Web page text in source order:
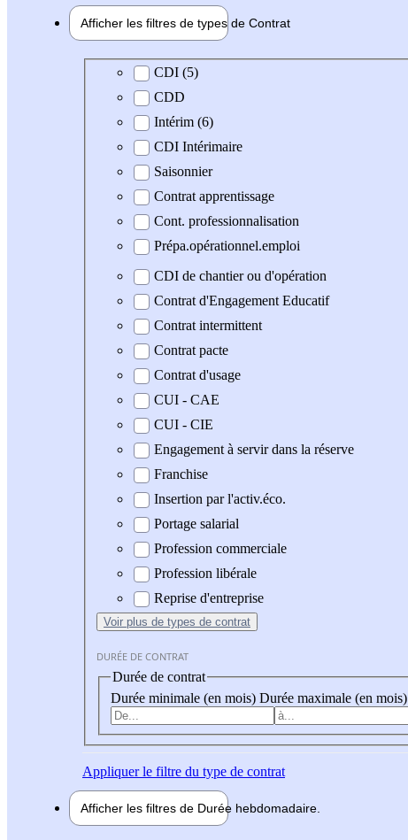
Afficher les filtres de types de Contrat
Type de contrat
CDI (5)
CDD
Intérim (6)
CDI Intérimaire
Saisonnier
Contrat apprentissage
Cont. professionnalisation
Prépa.opérationnel.emploi
CDI de chantier ou d'opération
Contrat d'Engagement Educatif
Contrat intermittent
Contrat pacte
Contrat d'usage
CUI - CAE
CUI - CIE
Engagement à servir dans la réserve
Franchise
Insertion par l'activ.éco.
Portage salarial
Profession commerciale
Profession libérale
Reprise d'entreprise
Voir plus de types de contrat
DURÉE DE CONTRAT
Durée de contrat
Durée minimale (en mois) Durée maximale (en mois)
Appliquerle filtre du type de contrat
Afficher les filtres de Durée hebdomadaire